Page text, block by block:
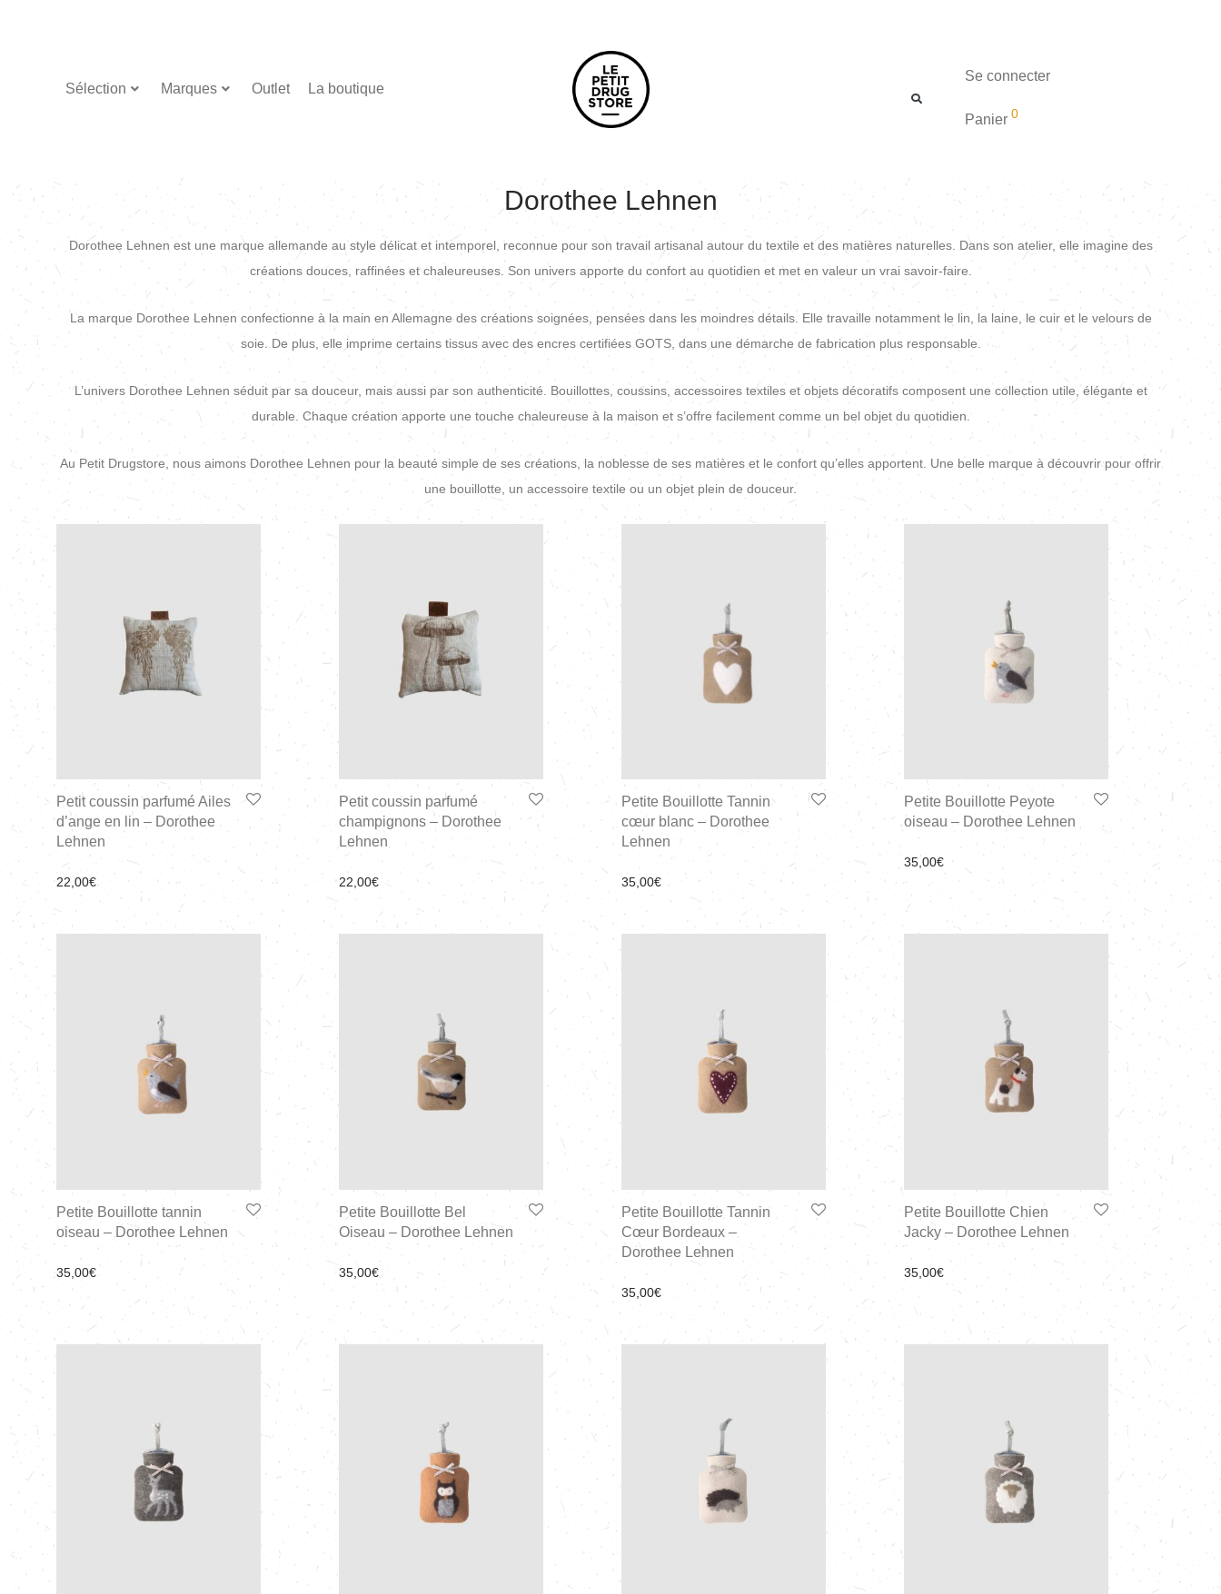
Sélection Marques Outlet La boutique
Se connecter
Panier 0
Dorothee Lehnen
Dorothee Lehnen est une marque allemande au style délicat et intemporel, reconnue pour son travail artisanal autour du textile et des matières naturelles. Dans son atelier, elle imagine des
créations douces, raffinées et chaleureuses. Son univers apporte du confort au quotidien et met en valeur un vrai savoir-faire.
La marque Dorothee Lehnen confectionne à la main en Allemagne des créations soignées, pensées dans les moindres détails. Elle travaille notamment le lin, la laine, le cuir et le velours de
soie. De plus, elle imprime certains tissus avec des encres certifiées GOTS, dans une démarche de fabrication plus responsable.
L’univers Dorothee Lehnen séduit par sa douceur, mais aussi par son authenticité. Bouillottes, coussins, accessoires textiles et objets décoratifs composent une collection utile, élégante et
durable. Chaque création apporte une touche chaleureuse à la maison et s’offre facilement comme un bel objet du quotidien.
Au Petit Drugstore, nous aimons Dorothee Lehnen pour la beauté simple de ses créations, la noblesse de ses matières et le confort qu’elles apportent. Une belle marque à découvrir pour offrir
une bouillotte, un accessoire textile ou un objet plein de douceur.
Petit coussin parfumé Ailes
d’ange en lin – Dorothee
Lehnen
22,00€
Petit coussin parfumé
champignons – Dorothee
Lehnen
22,00€
Petite Bouillotte Tannin
cœur blanc – Dorothee
Lehnen
35,00€
Petite Bouillotte Peyote
oiseau – Dorothee Lehnen
35,00€
Petite Bouillotte tannin
oiseau – Dorothee Lehnen
35,00€
Petite Bouillotte Bel
Oiseau – Dorothee Lehnen
35,00€
Petite Bouillotte Tannin
Cœur Bordeaux –
Dorothee Lehnen
35,00€
Petite Bouillotte Chien
Jacky – Dorothee Lehnen
35,00€